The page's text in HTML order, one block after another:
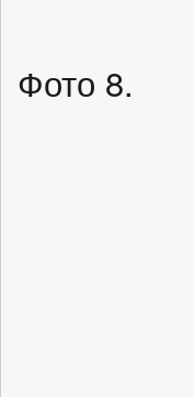
Фото 8.